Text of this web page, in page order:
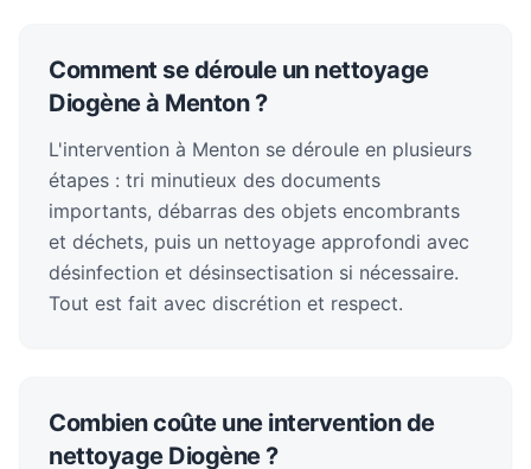
Comment se déroule un nettoyage
Diogène à Menton ?
L'intervention à Menton se déroule en plusieurs
étapes : tri minutieux des documents
importants, débarras des objets encombrants
et déchets, puis un nettoyage approfondi avec
désinfection et désinsectisation si nécessaire.
Tout est fait avec discrétion et respect.
Combien coûte une intervention de
nettoyage Diogène ?